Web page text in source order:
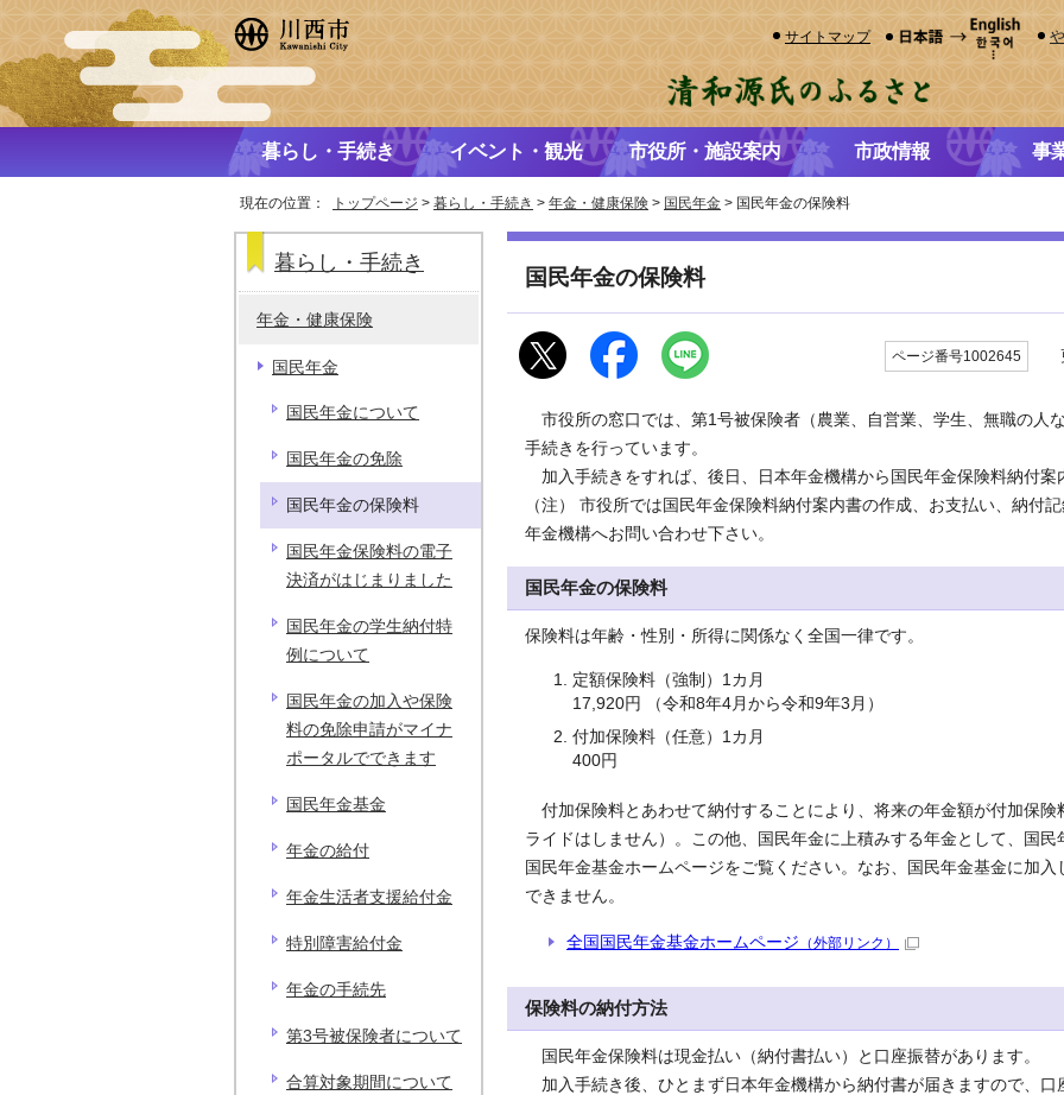
サイトマップ
暮らし・手続き イベント・観光 市役所・施設案内 市政情報 事
現在の位置： トップページ > 暮らし・手続き > 年金・健康保険 > 国民年金 > 国民年金の保険料
国民年金の保険料
ページ番号1002645
市役所の窓口では、第1号被保険者（農業、自営業、学生、無職の人
手続きを行っています。
加入手続きをすれば、後日、日本年金機構から国民年金保険料納付案
（注） 市役所では国民年金保険料納付案内書の作成、お支払い、納付
年金機構へお問い合わせ下さい。
国民年金の保険料
保険料は年齢・性別・所得に関係なく全国一律です。
定額保険料（強制）1カ月
17,920円 （令和8年4月から令和9年3月）
付加保険料（任意）1カ月
400円
付加保険料とあわせて納付することにより、将来の年金額が付加保険
ライドはしません）。この他、国民年金に上積みする年金として、国
国民年金基金ホームページをご覧ください。なお、国民年金基金に加
できません。
全国国民年金基金ホームページ （外部リンク）
保険料の納付方法
国民年金保険料は現金払い（納付書払い）と口座振替があります。
加入手続き後、ひとまず日本年金機構から納付書が届きますので、口
暮らし・手続き
年金・健康保険
国民年金
国民年金について
国民年金の免除
国民年金の保険料
国民年金保険料の電子
決済がはじまりました
国民年金の学生納付特
例について
国民年金の加入や保険
料の免除申請がマイナ
ポータルでできます
国民年金基金
年金の給付
年金生活者支援給付金
特別障害給付金
年金の手続先
第3号被保険者について
合算対象期間について